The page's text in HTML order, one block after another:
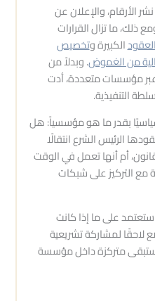
الأرقام، والإعلان عن
ذلك، ما تزال القرارات
الكبيرة وتخصيص
من الغموض. وبدلاً من
عبر مؤسسات متعددة، أدت
التنفيذية.
بقدر ما هو مؤسسياً: هل
الرئيس الشرع انتقالًا
أم أنها تعمل في الوقت
مع التركيز على شبكات
على ما إذا كانت
لاحقًا لمشاركة تشريعية
ستبقى متركزة داخل مؤسسة